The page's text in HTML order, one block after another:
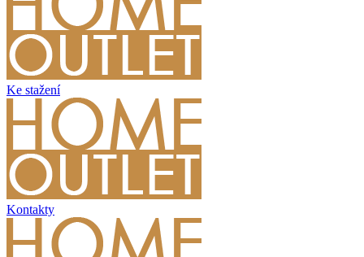
Ke stažení
Kontakty